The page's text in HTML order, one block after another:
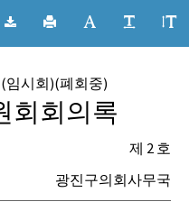
회의록
임시회)(폐회중)
회회의록
제 2 호
광진구의회사무국